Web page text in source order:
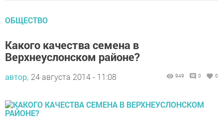
ОБЩЕСТВО
Какого качества семена в
Верхнеуслонском районе?
автор, 24 августа 2014 - 11:08 949 0 0